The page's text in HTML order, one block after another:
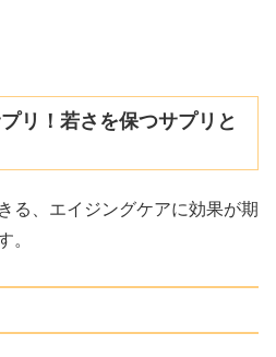
リ！若さを保つサプリと
る、エイジングケアに効果が期
。